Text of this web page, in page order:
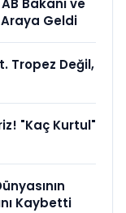
Bakanı ve
Araya Geldi
Tropez Değil,
"Kaç Kurtul"
Kaybetti